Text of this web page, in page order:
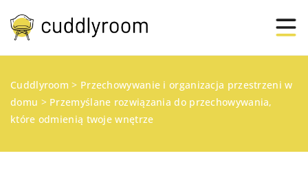
Cuddlyroom > Przechowywanie i organizacja przestrzeni w
domu > Przemyślane rozwiązania do przechowywania,
które odmienią twoje wnętrze